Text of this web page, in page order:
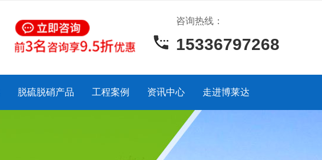
咨询热线：
15336797268
脱硫脱硝产品 工程案例 资讯中心 走进博莱达